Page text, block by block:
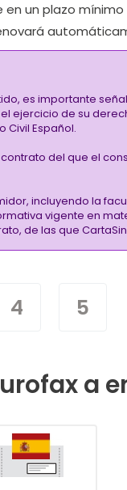
un plazo
es importante
ejercicio de su
Español.
del que el
incluyendo la
vigente en
de las que
4 5
a